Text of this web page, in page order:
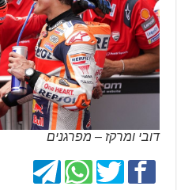
דובי ומרקז – מפרגנים